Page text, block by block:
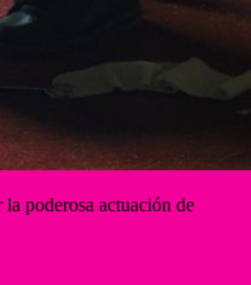
poderosa actuación de